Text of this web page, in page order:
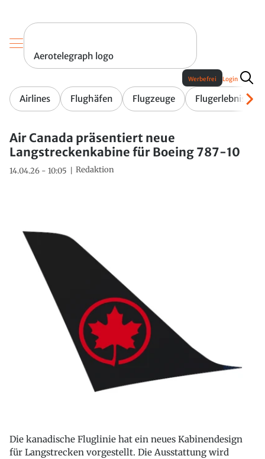
Aerotelegraph logo
Airlines Flughäfen Flugzeuge Flugerlebnis
Werbefrei Login
Air Canada präsentiert neue
Langstreckenkabine für Boeing 787-10
14.04.26 - 10:05 Redaktion
Die kanadische Fluglinie hat ein neues Kabinendesign
für Langstrecken vorgestellt. Die Ausstattung wird